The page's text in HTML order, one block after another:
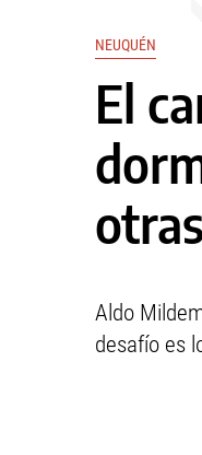
NEUQUÉN
El
Aldo
desafío es